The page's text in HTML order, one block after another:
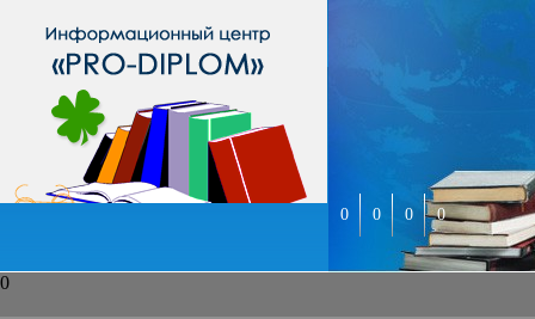
0
0 0 0 0